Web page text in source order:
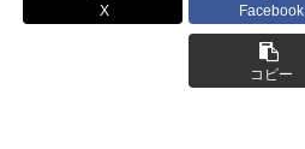
X Facebook
コピー